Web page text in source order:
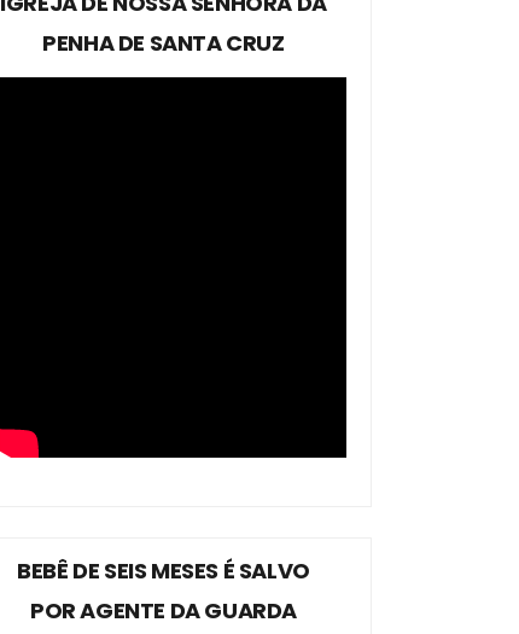
PENHA DE SANTA CRUZ
BEBÊ DE SEIS MESES É SALVO
POR AGENTE DA GUARDA